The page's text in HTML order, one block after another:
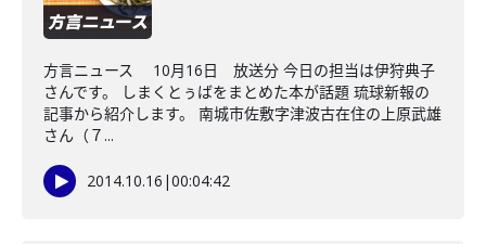
方言ニュース 10月16日 放送分 今日の担当は伊狩典子
さんです。 しまくとぅばをまとめた本が話題 琉球新報の
記事から紹介します。 南城市佐敷字津波古在住の上原武雄
さん（７...
2014.10.16 |00:04:42